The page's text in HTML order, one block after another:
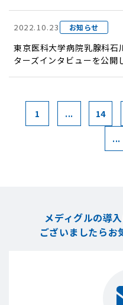
2022.10.23 お知らせ
東京医科大学病院乳腺科石
ターズインタビューを公開
1 ... 14
...
メディグルの導
ございましたらお